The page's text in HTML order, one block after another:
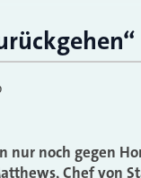
noch gegen
Chef von